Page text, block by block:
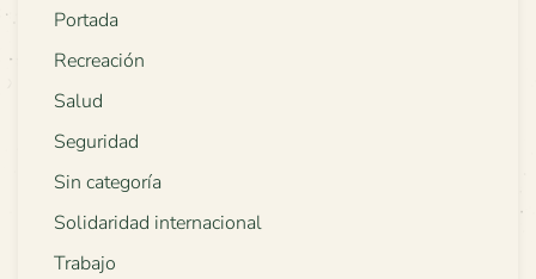
Portada
Recreación
Salud
Seguridad
Sin categoría
Solidaridad internacional
Trabajo